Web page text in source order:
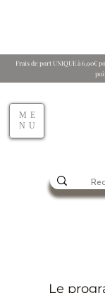
ME
NU
Frais de port UNIQUE à 6,90€
Le